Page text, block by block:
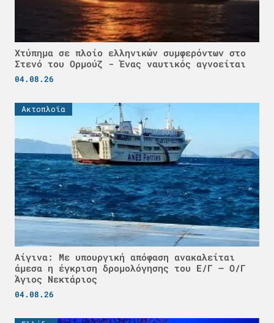
Χτύπημα σε πλοίο ελληνικών συμφερόντων στο
Στενό του Ορμούζ - Ένας ναυτικός αγνοείται
04.08.26
Ακτοπλοϊα
Αίγινα: Με υπουργική απόφαση ανακαλείται
άμεσα η έγκριση δρομολόγησης του Ε/Γ – Ο/Γ
Άγιος Νεκτάριος
04.08.26